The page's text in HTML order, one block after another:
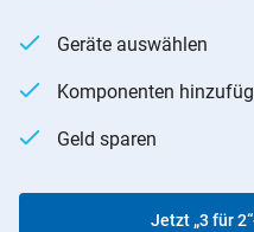
Geräte auswählen
Komponenten
Geld sparen
Jetzt „3 für